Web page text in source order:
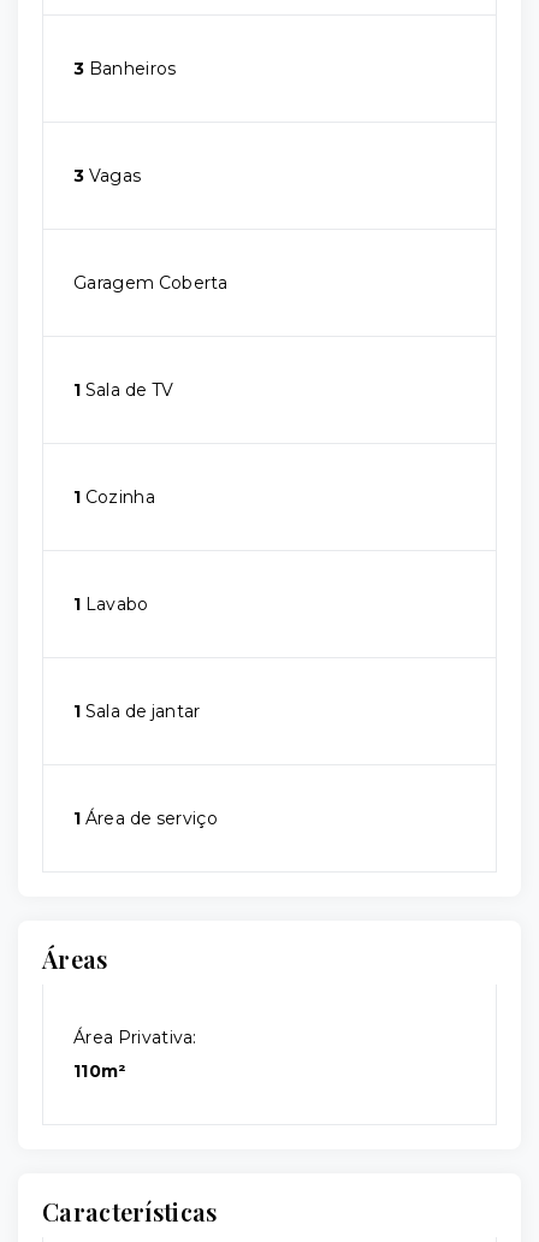
3 Banheiros
3 Vagas
Garagem Coberta
1 Sala de TV
1 Cozinha
1 Lavabo
1 Sala de jantar
1 Área de serviço
Áreas
Área Privativa:
110m²
Características